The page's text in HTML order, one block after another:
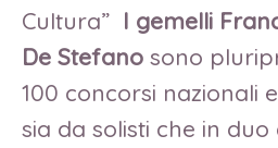
Cultura” I gemelli
De Stefano sono
100 concorsi nazionali
sia da solisti che in